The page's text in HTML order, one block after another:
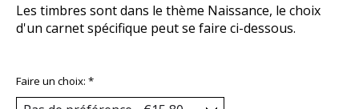
Les timbres sont dans le thème Naissance, le choix
d'un carnet spécifique peut se faire ci-dessous.
Faire un choix: *